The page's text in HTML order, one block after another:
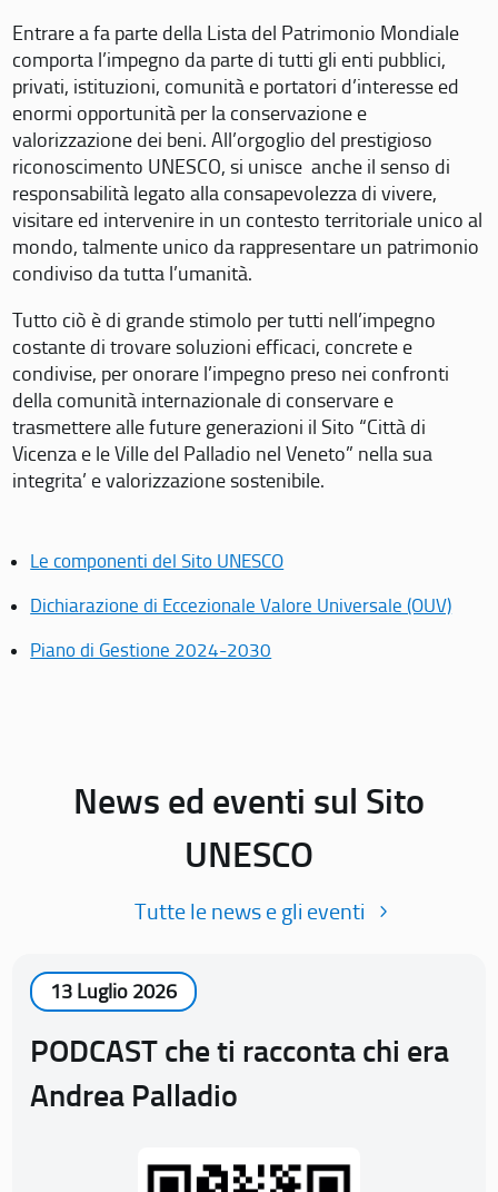
Entrare a fa parte della Lista del Patrimonio Mondiale
comporta l’impegno da parte di tutti gli enti pubblici,
privati, istituzioni, comunità e portatori d’interesse ed
enormi opportunità per la conservazione e
valorizzazione dei beni. All’orgoglio del prestigioso
riconoscimento UNESCO, si unisce anche il senso di
responsabilità legato alla consapevolezza di vivere,
visitare ed intervenire in un contesto territoriale unico al
mondo, talmente unico da rappresentare un patrimonio
condiviso da tutta l’umanità.
Tutto ciò è di grande stimolo per tutti nell’impegno
costante di trovare soluzioni efficaci, concrete e
condivise, per onorare l’impegno preso nei confronti
della comunità internazionale di conservare e
trasmettere alle future generazioni il Sito “Città di
Vicenza e le Ville del Palladio nel Veneto” nella sua
integrita’ e valorizzazione sostenibile.
Le componenti del Sito UNESCO
Dichiarazione di Eccezionale Valore Universale (OUV)
Piano di Gestione 2024-2030
News ed eventi sul Sito
UNESCO
Tutte le news e gli eventi
13 Luglio 2026
PODCAST che ti racconta chi era
Andrea Palladio